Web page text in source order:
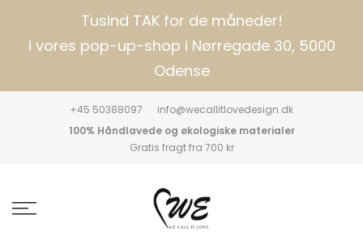
Tusind TAK for de måneder!
i vores pop-up-shop i Nørregade 30, 5000
Odense
+45 50388097
info@wecallitlovedesign.dk
100% Håndlavede og økologiske materialer
Gratis fragt fra 700 kr